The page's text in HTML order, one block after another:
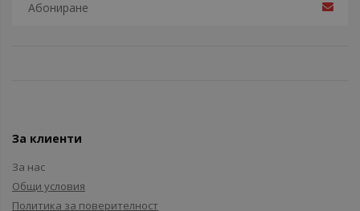
За клиенти
За нас
Общи условия
Политика за поверителност